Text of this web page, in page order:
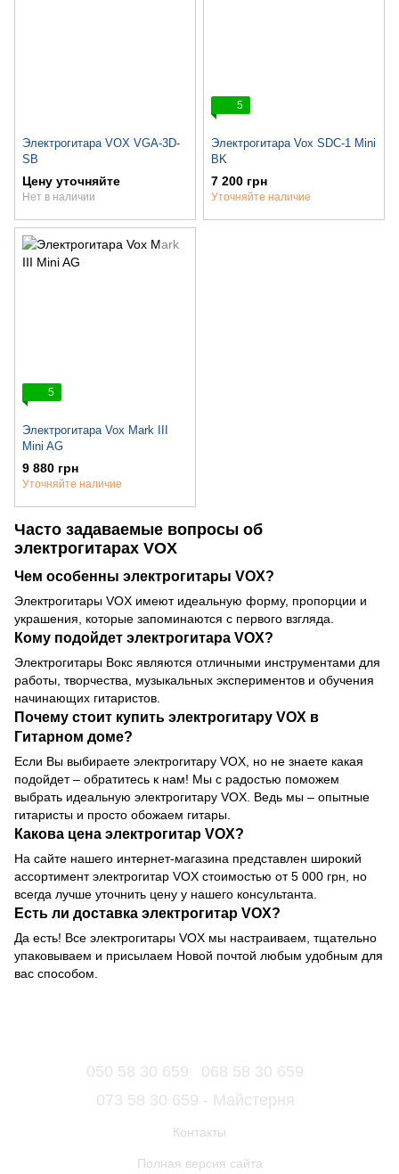
Электрогитара VOX VGA-3D-
SB
Цену уточняйте
Нет в наличии
5
Электрогитара Vox SDC-1 Mini
BK
7 200 грн
Уточняйте наличие
5
Электрогитара Vox Mark III
Mini AG
9 880 грн
Уточняйте наличие
Часто задаваемые вопросы об
электрогитарах VOX
Чем особенны электрогитары VOX?
Электрогитары VOX имеют идеальную форму, пропорции и
украшения, которые запоминаются с первого взгляда.
Кому подойдет электрогитара VOX?
Электрогитары Вокс являются отличными инструментами для
работы, творчества, музыкальных экспериментов и обучения
начинающих гитаристов.
Почему стоит купить электрогитару VOX в
Гитарном доме?
Если Вы выбираете электрогитару VOX, но не знаете какая
подойдет – обратитесь к нам! Мы с радостью поможем
выбрать идеальную электрогитару VOX. Ведь мы – опытные
гитаристы и просто обожаем гитары.
Какова цена электрогитар VOX?
На сайте нашего интернет-магазина представлен широкий
ассортимент электрогитар VOX стоимостью от 5 000 грн, но
всегда лучше уточнить цену у нашего консультанта.
Есть ли доставка электрогитар VOX?
Да есть! Все электрогитары VOX мы настраиваем, тщательно
упаковываем и присылаем Новой почтой любым удобным для
вас способом.
050 58 30 659
068 58 30 659
073 58 30 659 - Майстерня
Контакты
Полная версия сайта